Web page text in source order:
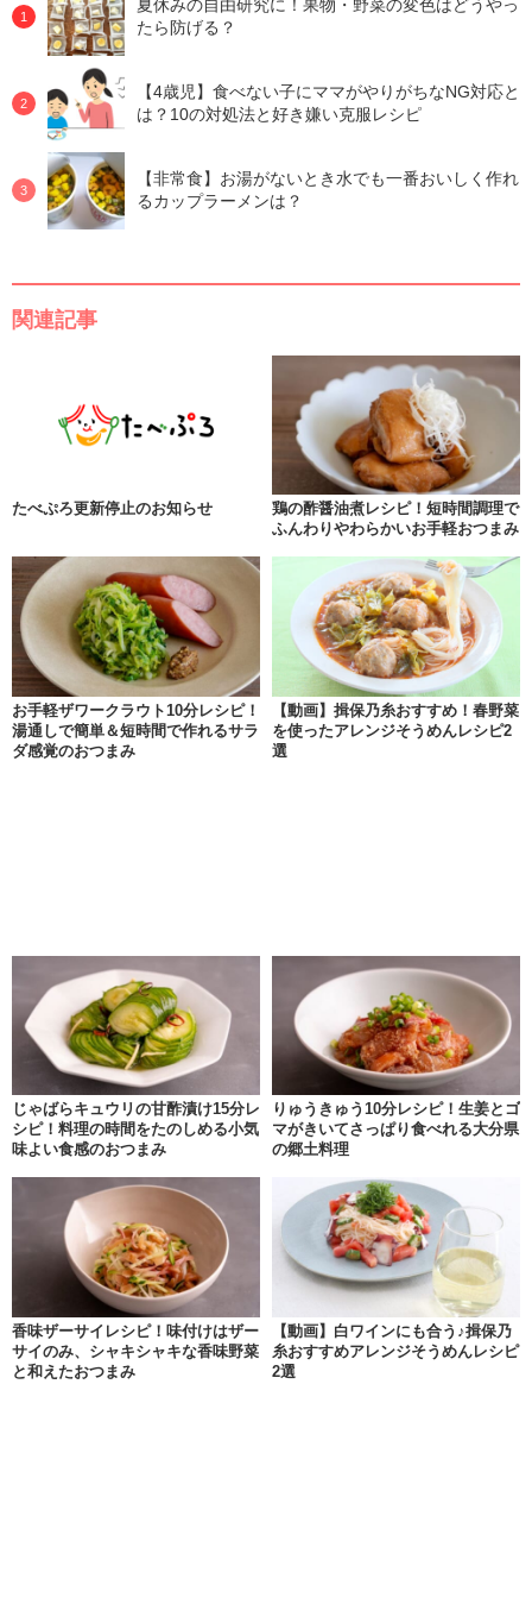
夏休みの自由研究に！果物・野菜の変色はどうやっ
たら防げる？
【4歳児】食べない子にママがやりがちなNG対応と
は？10の対処法と好き嫌い克服レシピ
【非常食】お湯がないとき水でも一番おいしく作れ
るカップラーメンは？
関連記事
たべぷろ更新停止のお知らせ
鶏の酢醤油煮レシピ！短時間調理で
ふんわりやわらかいお手軽おつまみ
お手軽ザワークラウト10分レシピ！
湯通しで簡単＆短時間で作れるサラ
ダ感覚のおつまみ
【動画】揖保乃糸おすすめ！春野菜
を使ったアレンジそうめんレシピ2
選
じゃばらキュウリの甘酢漬け15分レ
シピ！料理の時間をたのしめる小気
味よい食感のおつまみ
りゅうきゅう10分レシピ！生姜とゴ
マがきいてさっぱり食べれる大分県
の郷土料理
香味ザーサイレシピ！味付けはザー
サイのみ、シャキシャキな香味野菜
と和えたおつまみ
【動画】白ワインにも合う♪揖保乃
糸おすすめアレンジそうめんレシピ
2選